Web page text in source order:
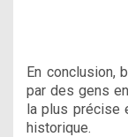
En conclusion,
par des gens
la plus précise
historique.